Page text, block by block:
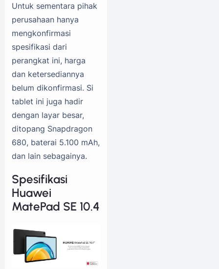
Untuk sementara pihak
perusahaan hanya
mengkonfirmasi
spesifikasi dari
perangkat ini, harga
dan ketersediannya
belum dikonfirmasi. Si
tablet ini juga hadir
dengan layar besar,
ditopang Snapdragon
680, baterai 5.100 mAh,
dan lain sebagainya.
Spesifikasi
Huawei
MatePad SE 10.4